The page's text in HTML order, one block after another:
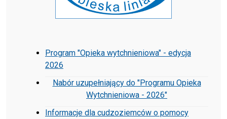
Program "Opieka wytchnieniowa" - edycja
2026
Nabór uzupełniający do "Programu Opieka
Wytchnieniowa - 2026"
Informacje dla cudzoziemców o pomocy